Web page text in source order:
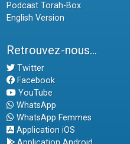
Podcast Torah-Box
English Version
Retrouvez-nous...
Twitter
Facebook
YouTube
WhatsApp
WhatsApp Femmes
Application iOS